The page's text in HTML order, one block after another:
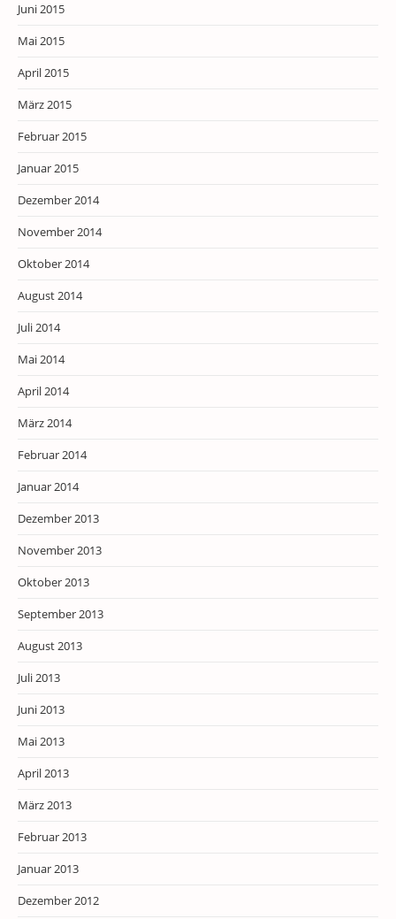
Juni 2015
Mai 2015
April 2015
März 2015
Februar 2015
Januar 2015
Dezember 2014
November 2014
Oktober 2014
August 2014
Juli 2014
Mai 2014
April 2014
März 2014
Februar 2014
Januar 2014
Dezember 2013
November 2013
Oktober 2013
September 2013
August 2013
Juli 2013
Juni 2013
Mai 2013
April 2013
März 2013
Februar 2013
Januar 2013
Dezember 2012